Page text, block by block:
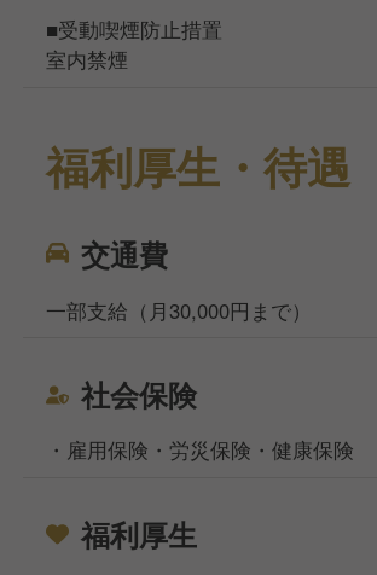
■受動喫煙防止措置
室内禁煙
福利厚生・待遇
交通費
一部支給（月30,000円まで）
社会保険
・雇用保険・労災保険・健康保険
福利厚生